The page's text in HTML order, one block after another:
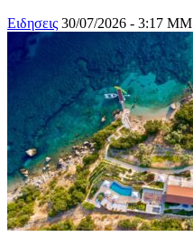
Ειδησεις 30/07/2026 - 3:17 ΜΜ